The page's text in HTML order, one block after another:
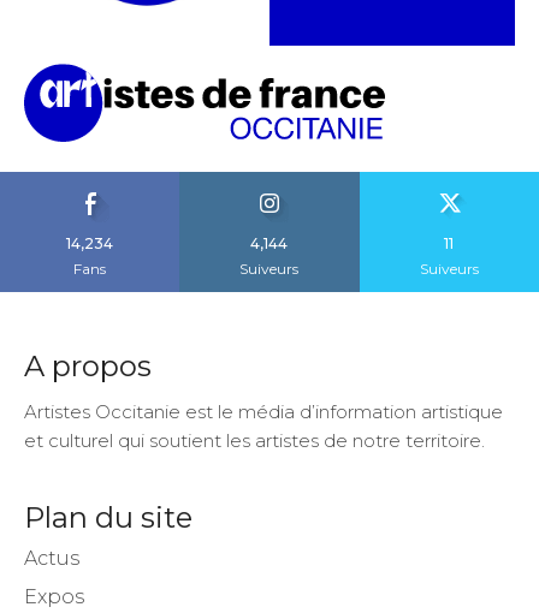
14,234
Fans
4,144
Suiveurs
11
Suiveurs
A propos
Artistes Occitanie est le média d’information artistique
et culturel qui soutient les artistes de notre territoire.
Plan du site
Actus
Expos